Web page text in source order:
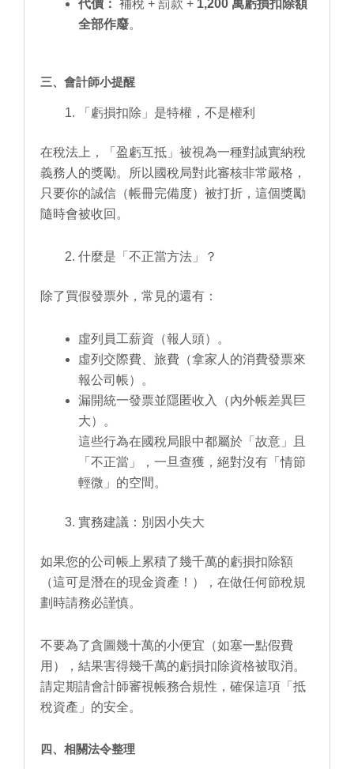
代價： 補稅 + 罰款 + 1,200 萬虧損扣除額
全部作廢。
三、會計師小提醒
「虧損扣除」是特權，不是權利
在稅法上，「盈虧互抵」被視為一種對誠實納稅
義務人的獎勵。所以國稅局對此審核非常嚴格，
只要你的誠信（帳冊完備度）被打折，這個獎勵
隨時會被收回。
什麼是「不正當方法」？
除了買假發票外，常見的還有：
虛列員工薪資（報人頭）。
虛列交際費、旅費（拿家人的消費發票來
報公司帳）。
漏開統一發票並隱匿收入（內外帳差異巨
大）。
這些行為在國稅局眼中都屬於「故意」且
「不正當」，一旦查獲，絕對沒有「情節
輕微」的空間。
實務建議：別因小失大
如果您的公司帳上累積了幾千萬的虧損扣除額
（這可是潛在的現金資產！），在做任何節稅規
劃時請務必謹慎。
不要為了貪圖幾十萬的小便宜（如塞一點假費
用），結果害得幾千萬的虧損扣除資格被取消。
請定期請會計師審視帳務合規性，確保這項「抵
稅資產」的安全。
四、相關法令整理